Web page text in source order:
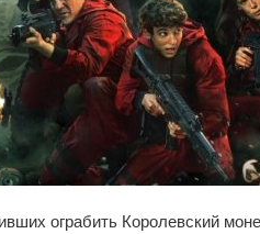
ограбить Королевский